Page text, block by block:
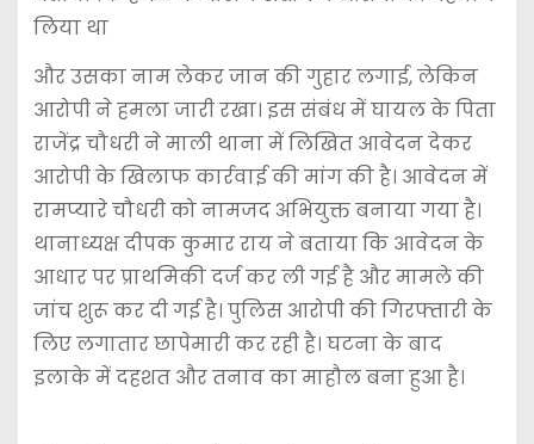
लिया था
और उसका नाम लेकर जान की गुहार लगाई, लेकिन
आरोपी ने हमला जारी रखा। इस संबंध में घायल के पिता
राजेंद्र चौधरी ने माली थाना में लिखित आवेदन देकर
आरोपी के खिलाफ कार्रवाई की मांग की है। आवेदन में
रामप्यारे चौधरी को नामजद अभियुक्त बनाया गया है।
थानाध्यक्ष दीपक कुमार राय ने बताया कि आवेदन के
आधार पर प्राथमिकी दर्ज कर ली गई है और मामले की
जांच शुरू कर दी गई है। पुलिस आरोपी की गिरफ्तारी के
लिए लगातार छापेमारी कर रही है। घटना के बाद
इलाके में दहशत और तनाव का माहौल बना हुआ है।